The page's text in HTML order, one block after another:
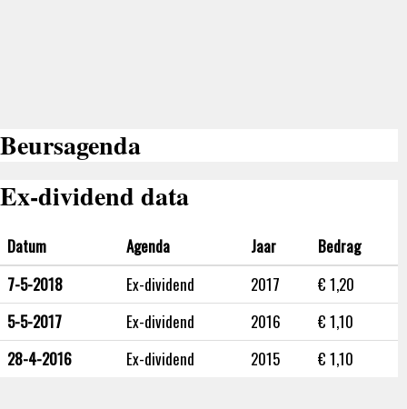
Beursagenda
Ex-dividend data
Datum Agenda Jaar
Bedrag
7-5-2018
Ex-dividend 2017
€ 1,20
5-5-2017
Ex-dividend 2016
€ 1,10
28-4-2016
Ex-dividend 2015 € 1,10